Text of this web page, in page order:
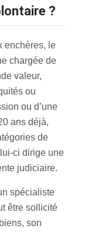
?
enchères, le
chargée de
valeur,
ou
ou d’une
ans déjà,
de
ci dirige une
judiciaire.
spécialiste
être sollicité
son